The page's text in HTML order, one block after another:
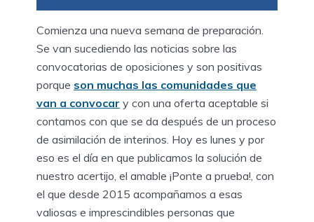
Comienza una nueva semana de preparación.
Se van sucediendo las noticias sobre las
convocatorias de oposiciones y son positivas
porque son muchas las comunidades que
van a convocar y con una oferta aceptable si
contamos con que se da después de un proceso
de asimilación de interinos. Hoy es lunes y por
eso es el día en que publicamos la solución de
nuestro acertijo, el amable ¡Ponte a prueba!, con
el que desde 2015 acompañamos a esas
valiosas e imprescindibles personas que